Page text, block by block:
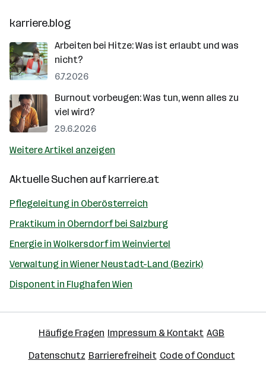
karriere.blog
Arbeiten bei Hitze: Was ist erlaubt und was
nicht?
6.7.2026
Burnout vorbeugen: Was tun, wenn alles zu
viel wird?
29.6.2026
Weitere Artikel anzeigen
Aktuelle Suchen aufkarriere.at
Pflegeleitung in Oberösterreich
Praktikum in Oberndorf bei Salzburg
Energie in Wolkersdorf im Weinviertel
Verwaltung in Wiener Neustadt-Land (Bezirk)
Disponent in Flughafen Wien
Häufige Fragen Impressum & Kontakt AGB
Datenschutz Barrierefreiheit Code of Conduct